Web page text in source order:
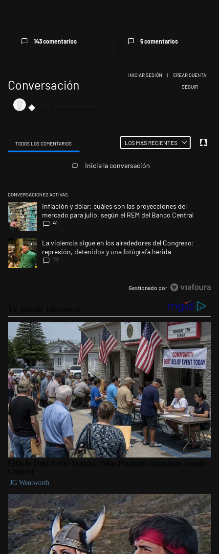
143 comentarios 5 comentarios
Conversación SIGA ESTA
SEGUIR
INICIAR SESIÓN | CREAR CUENTA
TODOS LOS COMENTARIOS LOS MÁS RECIENTES
Inicie la conversación
CONVERSACIONES ACTIVAS
Este listado muestra los artículos con más comentarios en los últimos
Un artículo de tendencia con el título "Inflación y dólar: cuáles son las
Inflación y dólar: cuáles son las proyecciones del
mercado para julio, según el REM del Banco Central
41
Un artículo de tendencia con el título "La violencia sigue en los
La violencia sigue en los alrededores del Congreso:
represión, detenidos y una fotógrafa herida
111
Gestionado por